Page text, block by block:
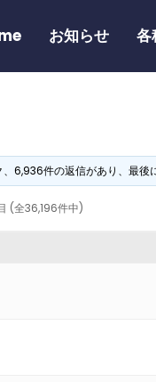
お知らせ 各
、6,936件の返信があり、最後
(全36,196件中)